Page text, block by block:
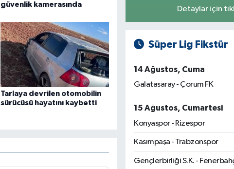
güvenlik kamerasında
Tarlaya devrilen otomobilin
sürücüsü hayatını kaybetti
Detaylar için
Süper Lig Fikstür
14 Ağustos, Cuma
Galatasaray - Çorum FK
15 Ağustos, Cumartesi
Konyaspor - Rizespor
Kasımpaşa - Trabzonspor
Gençlerbirliği S.K. -